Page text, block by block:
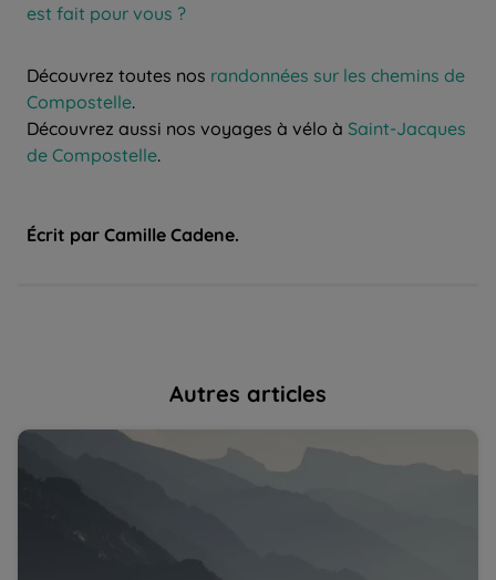
est fait pour vous ?
Découvrez toutes nos randonnées sur les chemins de
Compostelle.
Découvrez aussi nos voyages à vélo à Saint-Jacques
de Compostelle.
Écrit par Camille Cadene.
Autres articles
Comment voyager seul(e) en toute confiance ?
Découvrez la randonnée accompagnée